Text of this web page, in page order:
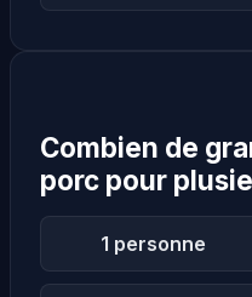
Combien de
porc pour
1 personne